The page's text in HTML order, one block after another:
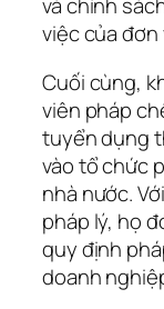
việc của đơn
Cuối cùng,
viên pháp
tuyển dụng
vào tổ chức
nhà nước.
pháp lý, họ
quy định
doanh